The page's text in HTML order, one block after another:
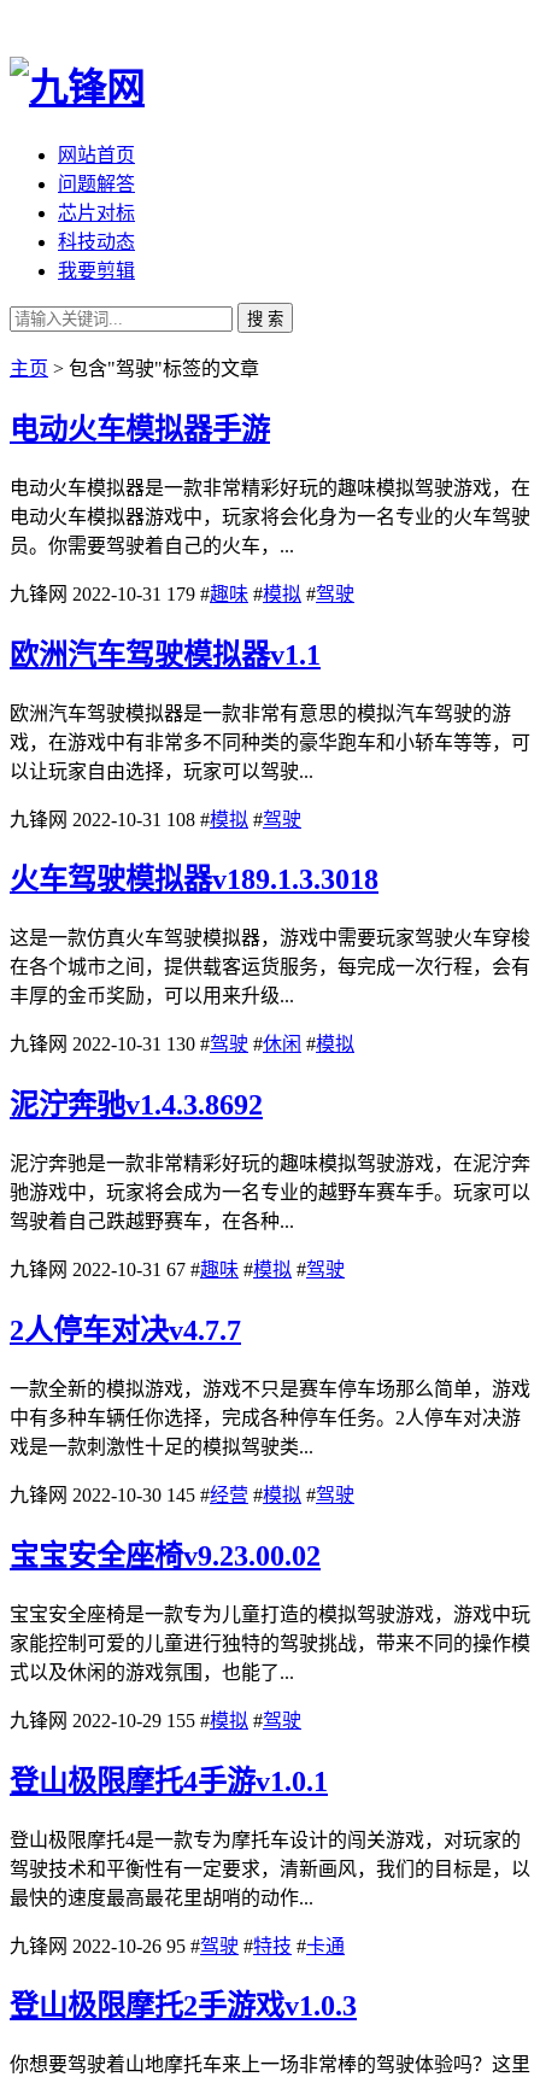
网站首页
问题解答
芯片对标
科技动态
我要剪辑
搜 索
主页 > 包含"驾驶"标签的文章
电动火车模拟器手游
电动火车模拟器是一款非常精彩好玩的趣味模拟驾驶游戏，在
电动火车模拟器游戏中，玩家将会化身为一名专业的火车驾驶
员。你需要驾驶着自己的火车，...
九锋网 2022-10-31 179 #趣味 #模拟 #驾驶
欧洲汽车驾驶模拟器v1.1
欧洲汽车驾驶模拟器是一款非常有意思的模拟汽车驾驶的游
戏，在游戏中有非常多不同种类的豪华跑车和小轿车等等，可
以让玩家自由选择，玩家可以驾驶...
九锋网 2022-10-31 108 #模拟 #驾驶
火车驾驶模拟器v189.1.3.3018
这是一款仿真火车驾驶模拟器，游戏中需要玩家驾驶火车穿梭
在各个城市之间，提供载客运货服务，每完成一次行程，会有
丰厚的金币奖励，可以用来升级...
九锋网 2022-10-31 130 #驾驶 #休闲 #模拟
泥泞奔驰v1.4.3.8692
泥泞奔驰是一款非常精彩好玩的趣味模拟驾驶游戏，在泥泞奔
驰游戏中，玩家将会成为一名专业的越野车赛车手。玩家可以
驾驶着自己跌越野赛车，在各种...
九锋网 2022-10-31 67 #趣味 #模拟 #驾驶
2人停车对决v4.7.7
一款全新的模拟游戏，游戏不只是赛车停车场那么简单，游戏
中有多种车辆任你选择，完成各种停车任务。2人停车对决游
戏是一款刺激性十足的模拟驾驶类...
九锋网 2022-10-30 145 #经营 #模拟 #驾驶
宝宝安全座椅v9.23.00.02
宝宝安全座椅是一款专为儿童打造的模拟驾驶游戏，游戏中玩
家能控制可爱的儿童进行独特的驾驶挑战，带来不同的操作模
式以及休闲的游戏氛围，也能了...
九锋网 2022-10-29 155 #模拟 #驾驶
登山极限摩托4手游v1.0.1
登山极限摩托4是一款专为摩托车设计的闯关游戏，对玩家的
驾驶技术和平衡性有一定要求，清新画风，我们的目标是，以
最快的速度最高最花里胡哨的动作...
九锋网 2022-10-26 95 #驾驶 #特技 #卡通
登山极限摩托2手游戏v1.0.3
你想要驾驶着山地摩托车来上一场非常棒的驾驶体验吗？这里